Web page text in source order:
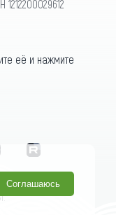
её и нажмите
Соглашаюсь